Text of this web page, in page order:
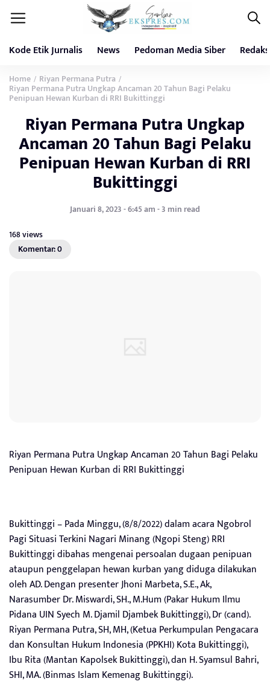
Kode Etik Jurnalis News Pedoman Media Siber
Home / Riyan Permana Putra /
Riyan Permana Putra Ungkap Ancaman 20 Tahun Bagi Pelaku
Penipuan Hewan Kurban di RRI Bukittinggi
Riyan Permana Putra Ungkap
Ancaman 20 Tahun Bagi Pelaku
Penipuan Hewan Kurban di RRI
Bukittinggi
Januari 8, 2023 - 6:45 am - 3 min read
168 views
Komentar: 0
Riyan Permana Putra Ungkap Ancaman 20 Tahun Bagi Pelaku
Penipuan Hewan Kurban di RRI Bukittinggi
Bukittinggi – Pada Minggu, (8/8/2022) dalam acara Ngobrol
Pagi Situasi Terkini Nagari Minang (Ngopi Steng) RRI
Bukittinggi dibahas mengenai persoalan dugaan penipuan
ataupun penggelapan hewan kurban yang diduga dilakukan
oleh AD. Dengan presenter Jhoni Marbeta, S.E., Ak,
Narasumber Dr. Miswardi, SH., M.Hum (Pakar Hukum Ilmu
Pidana UIN Syech M. Djamil Djambek Bukittinggi), Dr (cand).
Riyan Permana Putra, SH, MH, (Ketua Perkumpulan Pengacara
dan Konsultan Hukum Indonesia (PPKHI) Kota Bukittinggi),
Ibu Rita (Mantan Kapolsek Bukittinggi), dan H. Syamsul Bahri,
SHI, MA. (Binmas Islam Kemenag Bukittinggi).